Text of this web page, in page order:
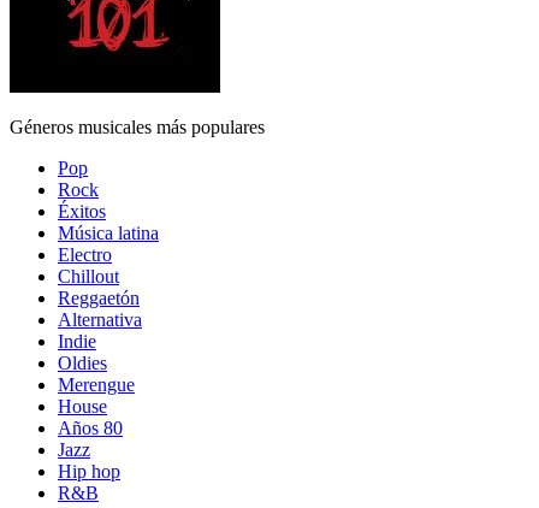
Géneros musicales más populares
Pop
Rock
Éxitos
Música latina
Electro
Chillout
Reggaetón
Alternativa
Indie
Oldies
Merengue
House
Años 80
Jazz
Hip hop
R&B